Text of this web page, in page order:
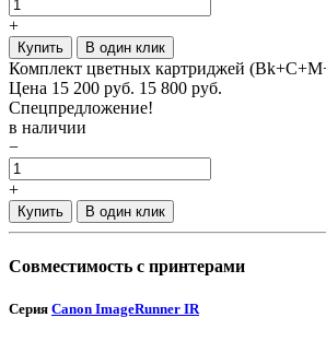
+
Купить В один клик
Комплект цветных картриджей
Цена 15 200 руб. 15 800 руб.
Спецпредложение!
в наличии
−
+
Купить В один клик
Совместимость с принтерами
Серия Canon ImageRunner IR